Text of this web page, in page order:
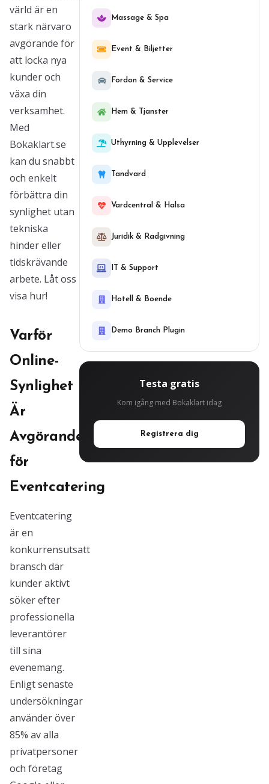
värld är en
stark närvaro
avgörande för
att locka nya
kunder och
växa din
verksamhet.
Med
Bokaklart.se
kan du snabbt
och enkelt
förbättra din
synlighet utan
tekniska
hinder eller
tidskrävande
arbete. Låt oss
visa hur!
Varför
Online-
Synlighet
Är
Avgörande
för
Eventcatering
Eventcatering
är en
konkurrensutsatt
bransch där
kunder aktivt
söker efter
professionella
leverantörer
till sina
evenemang.
Enligt senaste
undersökningar
använder över
85% av alla
privatpersoner
och företag
Massage & Spa
Event & Biljetter
Fordon & Service
Hem & Tjanster
Uthyrning & Upplevelser
Tandvard
Vardcentral & Halsa
Juridik & Radgivning
IT & Support
Hotell & Boende
Demo Branch Plugin
Testa gratis
Kom igång med Bokaklart idag
Registrera dig